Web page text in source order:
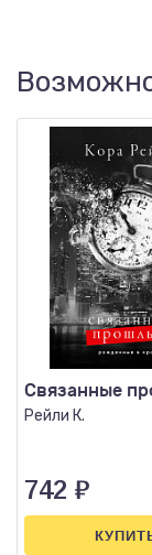
Связанные
Рейли К.
742 ₽